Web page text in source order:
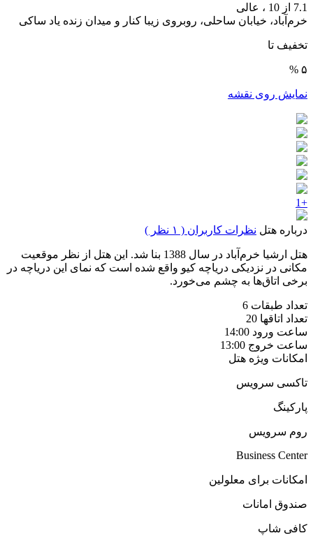
7.1 از 10 ،
عالی
خرم‌آباد، خیابان ساحلی، روبروی زیبا کنار و میدان زنده یاد ساکی
تخفیف تا
۵ %
نمایش روی نقشه
+1
درباره هتل نظرات کاربران ( ۱ نظر )
هتل ارشیا خرم‌آباد در سال 1388 بنا شد. این هتل از نظر موقعیت
مکانی در نزدیکی دریاچه کیو واقع شده است که نمای این دریاچه در
برخی اتاق‌ها به چشم می‌خورد.
تعداد طبقات 6
تعداد اتاقها 20
ساعت ورود 14:00
ساعت خروج 13:00
امکانات ویژه هتل
تاکسی سرویس
پارکینگ
روم سرویس
Business Center
امكانات برای معلولين
صندوق امانات
کافی شاپ